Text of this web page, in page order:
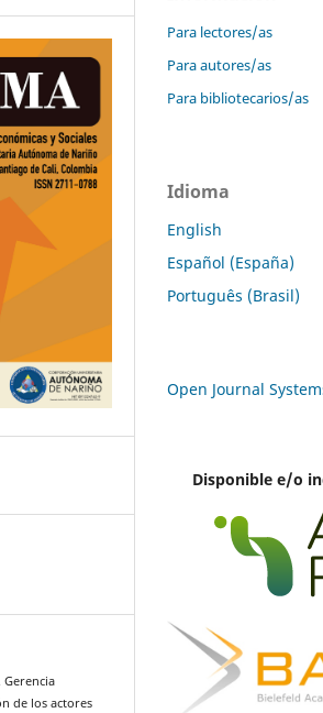
Gerencia
de los actores
Para lectores/as
Para autores/as
Para bibliotecarios/as
Idioma
English
Español (España)
Português (Brasil)
Open Journal
Disponible e/o